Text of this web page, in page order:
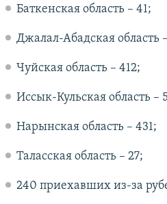
Баткенская область – 41;
Джалал-Абадская область
Чуйская область – 412;
Иссык-Кульская область –
Нарынская область – 431;
Таласская область – 27;
240 приехавших из-за